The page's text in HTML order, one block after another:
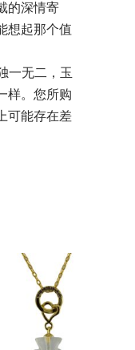
的深情寄
想起那个值
一无二，玉
样。您所购
可能存在差